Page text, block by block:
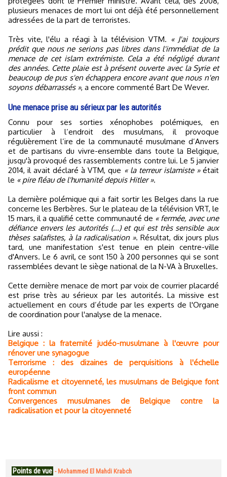
plusieurs menaces de mort lui ont déjà été personnellement
adressées de la part de terroristes.
Très vite, l'élu a réagi à la télévision VTM. « J'ai toujours
prédit que nous ne serions pas libres dans l'immédiat de la
menace de cet islam extrémiste. Cela a été négligé durant
des années. Cette plaie est à présent ouverte avec la Syrie et
beaucoup de pus s'en échappera encore avant que nous n'en
soyons débarrassés », a encore commenté Bart De Wever.
Une menace prise au sérieux par les autorités
Connu pour ses sorties xénophobes polémiques, en
particulier à l’endroit des musulmans, il provoque
régulièrement l’ire de la communauté musulmane d’Anvers
et de partisans du vivre-ensemble dans toute la Belgique,
jusqu'à provoqué des rassemblements contre lui. Le 5 janvier
2014, il avait déclaré à VTM, que « la terreur islamiste »était
le « pire fléau de l'humanité depuis Hitler ».
La dernière polémique qui a fait sortir les Belges dans la rue
concerne les Berbères. Sur le plateau de la télévision VRT, le
15 mars, il a qualifié cette communauté de « fermée, avec une
défiance envers les autorités (...) et qui est très sensible aux
thèses salafistes, à la radicalisation ». Résultat, dix jours plus
tard, une manifestation s'est tenue en plein centre-ville
d'Anvers. Le 6 avril, ce sont 150 à 200 personnes qui se sont
rassemblées devant le siège national de la N-VA à Bruxelles.
Cette dernière menace de mort par voix de courrier placardé
est prise très au sérieux par les autorités. La missive est
actuellement en cours d’étude par les experts de l'Organe
de coordination pour l'analyse de la menace.
Lire aussi :
Belgique : la fraternité judéo-musulmane à l'œuvre pour
rénover une synagogue
Terrorisme : des dizaines de perquisitions à l'échelle
européenne
Radicalisme et citoyenneté, les musulmans de Belgique font
front commun
Convergences musulmanes de Belgique contre la
radicalisation et pour la citoyenneté
Points de vue - Mohammed El Mahdi Krabch